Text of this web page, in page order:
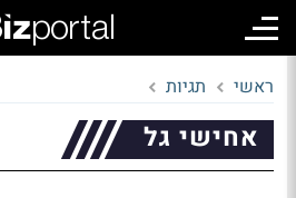
ראשי תגיות
אחישי גל